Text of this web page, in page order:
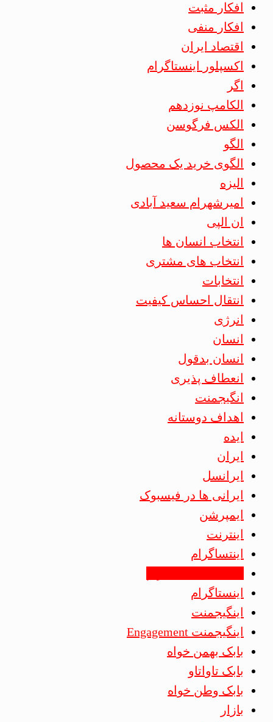
افکار مثبت
افکار منفی
اقتصاد ایران
اکسپلور اینستاگرام
اگر
الکامپ نوزدهم
الکس فرگوسن
الگو
الگوی خرید یک محصول
الیزه
امیرشهرام سعید آبادی
ان الپی
انتخاب انسان ها
انتخاب های مشتری
انتخابات
انتقال احساس کیفیت
انرژی
انسان
انسان بدقول
انعطاف پذیری
انگیجمنت
اهداف دوستانه
ایده
ایران
ایرانسل
ایرانی ها در فیسبوک
ایمپرشن
اینترنت
اینتساگرام
اینستاگرام
اینگیجمنت
اینگیجمنت Engagement
بابک بهمن خواه
بابک تاواتاو
بابک وطن خواه
بازار